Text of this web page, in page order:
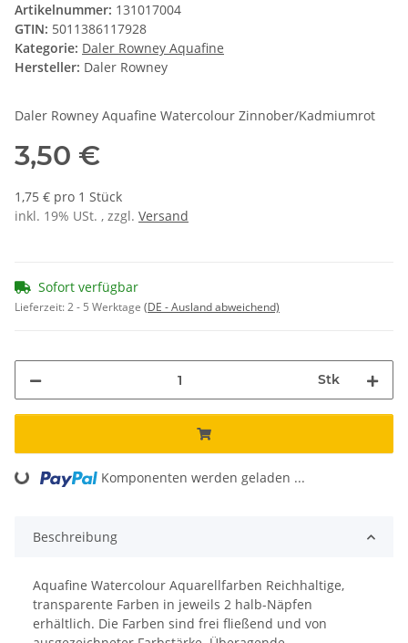
Artikelnummer: 131017004
GTIN: 5011386117928
Kategorie: Daler Rowney Aquafine
Hersteller: Daler Rowney
Daler Rowney Aquafine Watercolour Zinnober/Kadmiumrot
3,50 €
1,75 € pro 1 Stück
inkl. 19% USt. , zzgl. Versand
Sofort verfügbar
Lieferzeit:2 - 5 Werktage (DE - Ausland abweichend)
Stk
Loading... Komponenten werden geladen ...
Beschreibung
Aquafine Watercolour Aquarellfarben Reichhaltige,
transparente Farben in jeweils 2 halb-Näpfen
erhältlich. Die Farben sind frei fließend und von